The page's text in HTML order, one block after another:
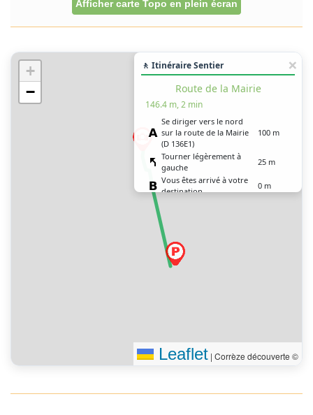
Afficher carte Topo en plein écran
+
−
🚶 Itinéraire Sentier
Route de la Mairie
146.4 m, 2 min
Se diriger vers le nord
sur la route de la Mairie
(D 136E1)
100 m
Tourner légèrement à
gauche
25 m
Vous êtes arrivé à votre
destination
0 m
161.7 m, 2 min
Se diriger vers le nord
sur la route de la Mairie
(D 136E1)
Leaflet | Corrèze découverte ©